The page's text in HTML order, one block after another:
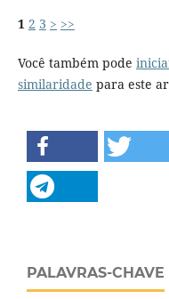
1 2 3 > >>
Você também pode
similaridade para este
PALAVRAS-CHAVE